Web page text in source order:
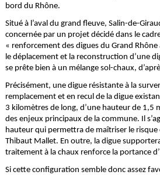
bord du Rhône.
Situé à l’aval du grand fleuve, Salin-de-
concernée par un projet décidé dans le
« renforcement des digues du Grand
le déplacement et la reconstruction d’une
se prête bien à un mélange sol-chaux,
Précisément, une digue résistante à la
remplacement et en recul de la digue
3 kilomètres de long, d’une hauteur de 1,5
des enjeux principaux de la commune. Il
hauteur qui permettra de maîtriser le risque
Thibaut Mallet. En outre, la digue
traitement à la chaux renforce la portance
Si cette configuration semble donc assez